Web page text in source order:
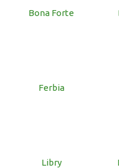
Bona Forte
Ferbia
Libry